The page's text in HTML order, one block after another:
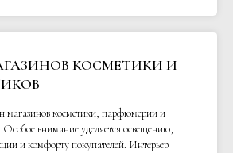
КОСМЕТИКИ И
магазинов косметики, парфюмерии и
Особое внимание уделяется освещению,
и комфорту покупателей. Интерьер